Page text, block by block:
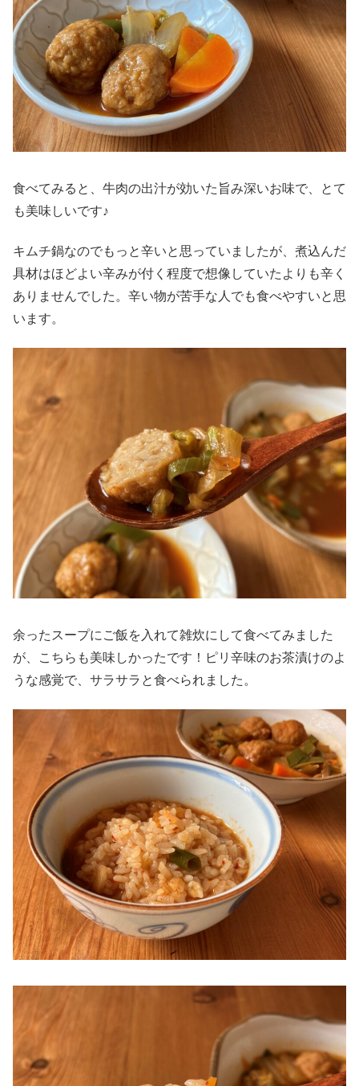
食べてみると、牛肉の出汁が効いた旨み深いお味で、とて
も美味しいです♪
キムチ鍋なのでもっと辛いと思っていましたが、煮込んだ
具材はほどよい辛みが付く程度で想像していたよりも辛く
ありませんでした。辛い物が苦手な人でも食べやすいと思
います。
余ったスープにご飯を入れて雑炊にして食べてみました
が、こちらも美味しかったです！ピリ辛味のお茶漬けのよ
うな感覚で、サラサラと食べられました。